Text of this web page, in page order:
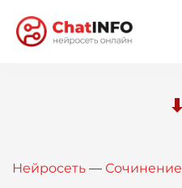
Вход
Нейросеть — Сочинение